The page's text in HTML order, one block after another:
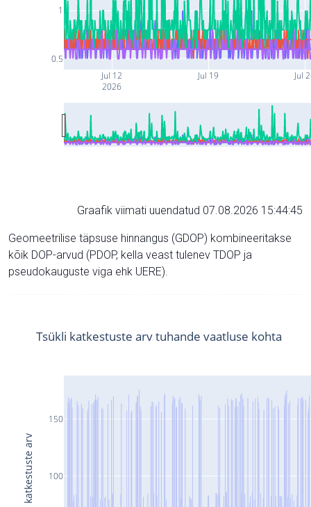
Jul 12
2026
Jul 19 Jul
0.5
1
Graafik viimati uuendatud 07.08.2026 15:44:45
Geomeetrilise täpsuse hinnangus (GDOP) kombineeritakse
kõik DOP-arvud (PDOP, kella veast tulenev TDOP ja
pseudokauguste viga ehk UERE).
100
150
Tsükli katkestuste arv tuhande vaatluse kohta
Tsükli katkestuste arv